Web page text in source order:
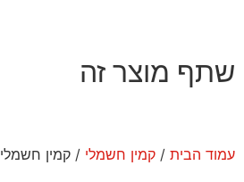
עמוד הבית / קמין חשמלי / קמין חשמלי POLARIS 1000
שתף מוצר זה